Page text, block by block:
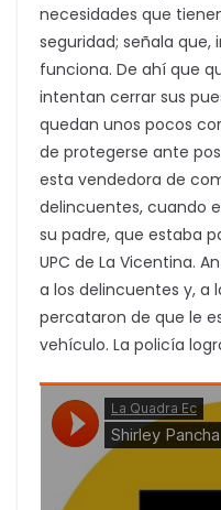
necesidades que
seguridad; señala que,
funciona. De ahí que
intentan cerrar sus
quedan unos pocos
de protegerse ante
esta vendedora de
delincuentes, cuando
su padre, que estaba
UPC de La Vicentina.
a los delincuentes y, a
percataron de que le
vehículo. La policía